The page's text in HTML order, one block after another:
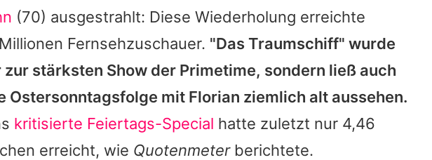
Redaktionelle Richtlinien
Impressum
Datenschutzerklärung
Nutzungsbedingungen
Utiq verwalten
(70) ausgestrahlt: Diese Wiederholung erreichte
Fernsehzuschauer. "Das Traumschiff" wurde
stärksten Show der Primetime, sondern ließ auch
Ostersonntagsfolge mit Florian ziemlich alt aussehen.
kritisierte Feiertags-Special hatte zuletzt nur 4,46
erreicht, wie Quotenmeterberichtete.